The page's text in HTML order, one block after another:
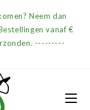
Neem dan
vanaf €
---------